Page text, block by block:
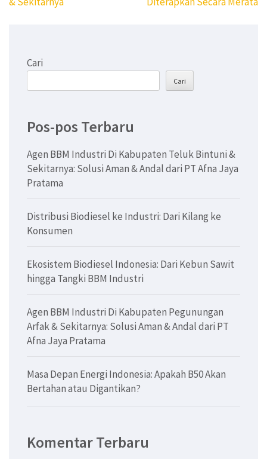
Cari
Cari
Pos-pos Terbaru
Agen BBM Industri Di Kabupaten Teluk Bintuni &
Sekitarnya: Solusi Aman & Andal dari PT Afna Jaya
Pratama
Distribusi Biodiesel ke Industri: Dari Kilang ke
Konsumen
Ekosistem Biodiesel Indonesia: Dari Kebun Sawit
hingga Tangki BBM Industri
Agen BBM Industri Di Kabupaten Pegunungan
Arfak & Sekitarnya: Solusi Aman & Andal dari PT
Afna Jaya Pratama
Masa Depan Energi Indonesia: Apakah B50 Akan
Bertahan atau Digantikan?
Komentar Terbaru